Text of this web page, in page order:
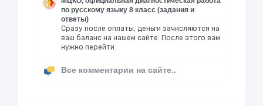
по русскому языку 8 класс (задания и
ответы)
Сразу после оплаты, деньги зачисляются на
ваш баланс на нашем сайте. После этого вам
нужно перейти
Все комментарии на сайте..